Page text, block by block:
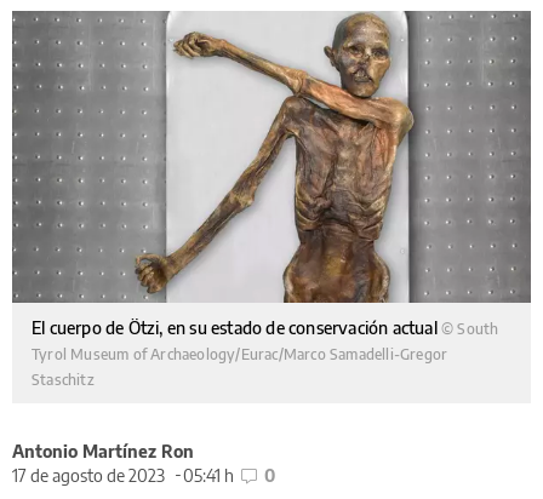
El cuerpo de Ötzi, en su estado de conservación actual © South
Tyrol Museum of Archaeology/Eurac/Marco Samadelli-Gregor
Staschitz
Antonio Martínez Ron
17 de agosto de 2023
05:41 h 0